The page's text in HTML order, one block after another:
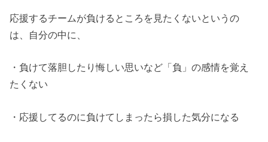
応援するチームが負けるところを見たくないというの
は、自分の中に、
・負けて落胆したり悔しい思いなど「負」の感情を覚え
たくない
・応援してるのに負けてしまったら損した気分になる